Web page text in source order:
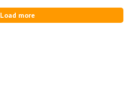
Load more